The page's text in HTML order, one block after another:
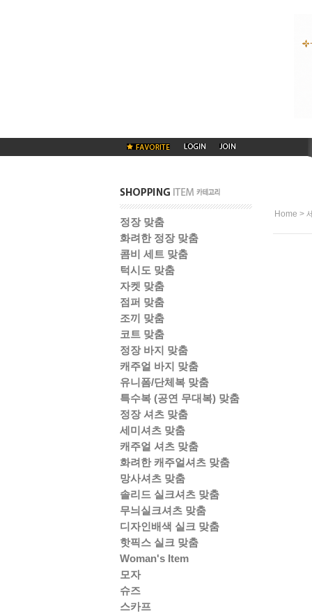
정장 맞춤
화려한 정장 맞춤
콤비 세트 맞춤
턱시도 맞춤
자켓 맞춤
점퍼 맞춤
조끼 맞춤
코트 맞춤
정장 바지 맞춤
캐주얼 바지 맞춤
유니폼/단체복 맞춤
특수복 (공연 무대복) 맞춤
정장 셔츠 맞춤
세미셔츠 맞춤
캐주얼 셔츠 맞춤
화려한 캐주얼셔츠 맞춤
망사셔츠 맞춤
솔리드 실크셔츠 맞춤
무늬실크셔츠 맞춤
디자인배색 실크 맞춤
핫픽스 실크 맞춤
Woman's Item
모자
슈즈
스카프
Home >